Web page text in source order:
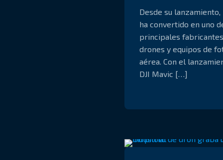
Desde su lanzamiento,
ha convertido en uno
principales
drones y equipos de
aérea. Con el
DJI Mavic […]